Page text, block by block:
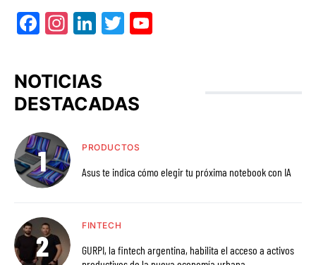
Facebook
Instagram
LinkedIn
Twitter
NOTICIAS
DESTACADAS
PRODUCTOS
Asus te indica cómo elegir tu próxima notebook con IA
FINTECH
GURPI, la fintech argentina, habilita el acceso a activos